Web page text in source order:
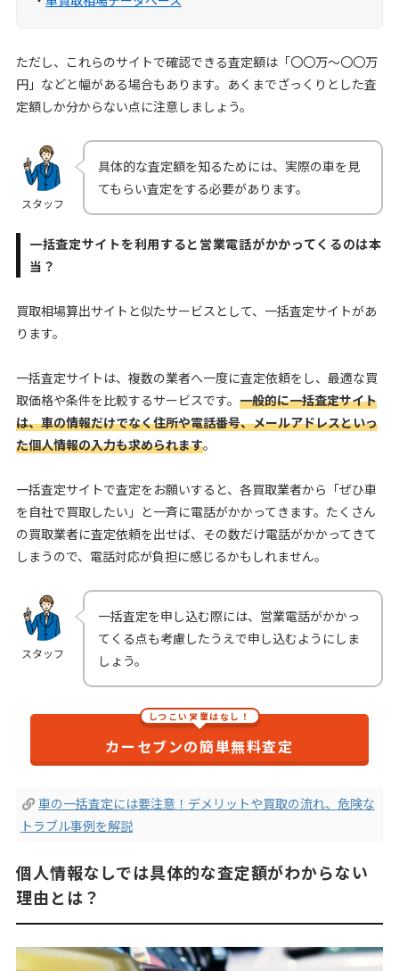
ただし、これらのサイトで確認できる査定額は「〇〇万〜〇〇万
円」などと幅がある場合もあります。あくまでざっくりとした査
定額しか分からない点に注意しましょう。
スタッフ
具体的な査定額を知るためには、実際の車を見
てもらい査定をする必要があります。
一括査定サイトを利用すると営業電話がかかってくるのは本
当？
買取相場算出サイトと似たサービスとして、一括査定サイトがあ
ります。
一括査定サイトは、複数の業者へ一度に査定依頼をし、最適な買
取価格や条件を比較するサービスです。 一般的に一括査定サイト
は、車の情報だけでなく住所や電話番号、メールアドレスといっ
た個人情報の入力も求められます。
一括査定サイトで査定をお願いすると、各買取業者から「ぜひ車
を自社で買取したい」と一斉に電話がかかってきます。たくさん
の買取業者に査定依頼を出せば、その数だけ電話がかかってきて
しまうので、電話対応が負担に感じるかもしれません。
スタッフ
一括査定を申し込む際には、営業電話がかかっ
てくる点も考慮したうえで申し込むようにしま
しょう。
しつこい営業はなし！
カーセブンの簡単無料査定
車の一括査定には要注意！デメリットや買取の流れ、危険な
トラブル事例を解説
個人情報なしでは具体的な査定額がわからない
理由とは？